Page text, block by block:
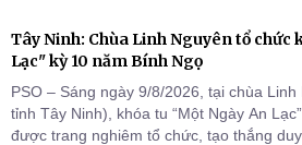
Tây Ninh: Chùa Linh Nguyên tổ chức
Lạc" kỳ 10 năm Bính Ngọ
PSO – Sáng ngày 9/8/2026, tại chùa Linh
tỉnh Tây Ninh), khóa tu “Một Ngày An
được trang nghiêm tổ chức, tạo thắng